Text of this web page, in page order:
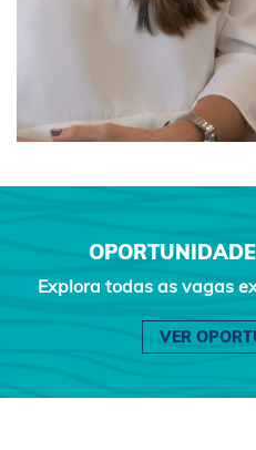
Explora todas as vagas
VER